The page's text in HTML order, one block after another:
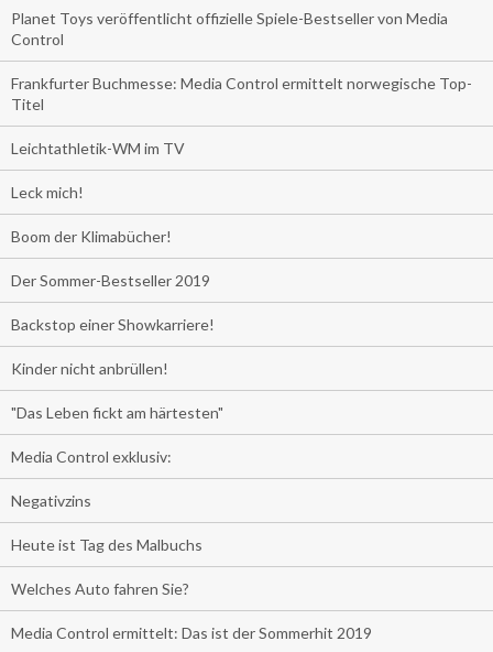
Planet Toys veröffentlicht offizielle Spiele-Bestseller von Media
Control
Frankfurter Buchmesse: Media Control ermittelt norwegische Top-
Titel
Leichtathletik-WM im TV
Leck mich!
Boom der Klimabücher!
Der Sommer-Bestseller 2019
Backstop einer Showkarriere!
Kinder nicht anbrüllen!
"Das Leben fickt am härtesten"
Media Control exklusiv:
Negativzins
Heute ist Tag des Malbuchs
Welches Auto fahren Sie?
Media Control ermittelt: Das ist der Sommerhit 2019